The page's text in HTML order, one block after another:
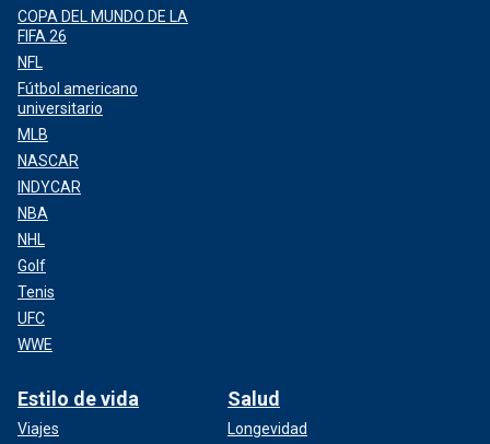
COPA DEL MUNDO DE LA
FIFA 26
NFL
Fútbol americano
universitario
MLB
NASCAR
INDYCAR
NBA
NHL
Golf
Tenis
UFC
WWE
Estilo de vida
Viajes
Salud
Longevidad